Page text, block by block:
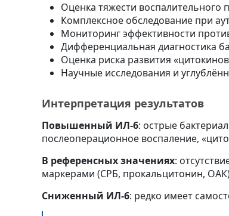
Оценка тяжести воспалительного
Комплексное обследование при
Мониторинг эффективности
Дифференциальная диагностика
Оценка риска развития
Научные исследования и
Интерпретация результатов
Повышенный ИЛ-6: острые
послеоперационное воспаление,
В референсных значениях:
маркерами (СРБ, прокальцитонин,
Сниженный ИЛ-6: редко имеет